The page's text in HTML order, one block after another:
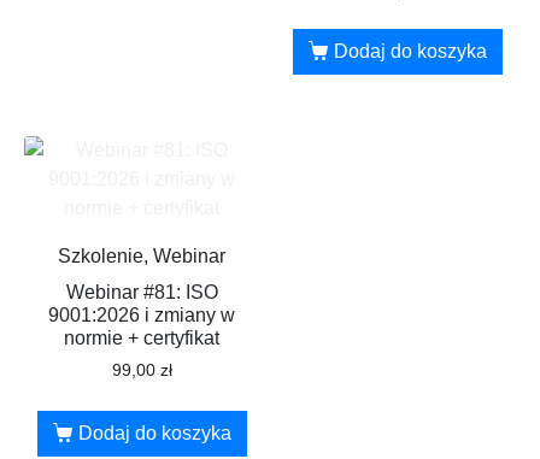
Dodaj do koszyka
Szkolenie, Webinar
Webinar #81: ISO
9001:2026 i zmiany w
normie + certyfikat
99,00 zł
Dodaj do koszyka